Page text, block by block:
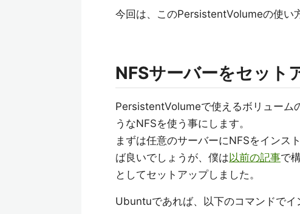
今回は、このPersistentVolumeの使い
NFSサーバーをセット
PersistentVolumeで使えるボリューム
うなNFSを使う事にします。
まずは任意のサーバーにNFSをインス
ば良いでしょうが、僕は以前の記事で
としてセットアップしました。
Ubuntuであれば、以下のコマンドでイ